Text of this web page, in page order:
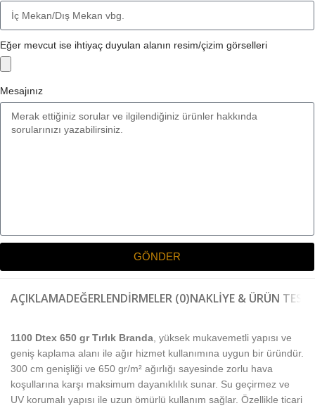
Eğer mevcut ise ihtiyaç duyulan alanın resim/çizim görselleri
Mesajınız
GÖNDER
AÇIKLAMADEĞERLENDIRMELER (0)NAKLIYE & ÜRÜN
1100 Dtex 650 gr Tırlık Branda , yüksek mukavemetli yapısı ve
geniş kaplama alanı ile ağır hizmet kullanımına uygun bir üründür.
300 cm genişliği ve 650 gr/m² ağırlığı sayesinde zorlu hava
koşullarına karşı maksimum dayanıklılık sunar. Su geçirmez ve
UV korumalı yapısı ile uzun ömürlü kullanım sağlar. Özellikle ticari